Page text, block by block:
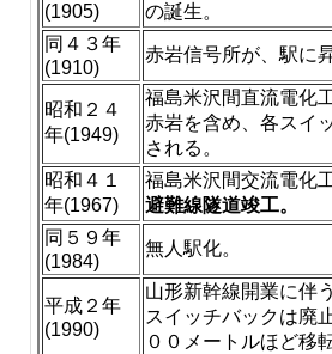
(1905)
の誕生。
同４３年
(1910)
赤岩信号所が、駅に
昭和２４
年(1949)
福島米沢間直流電化
赤岩を含め、各スイ
される。
昭和４１
年(1967)
福島米沢間交流電化
避難線隧道竣工。
同５９年
(1984)
無人駅化。
平成２年
(1990)
山形新幹線開業に伴
スイッチバックは廃
００メートルほど移